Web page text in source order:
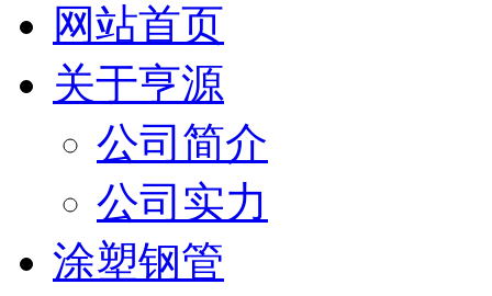
网站首页
关于亨源
公司简介
公司实力
涂塑钢管